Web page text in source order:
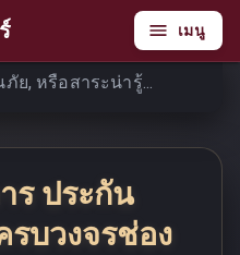
เมนู
ร ประกัน
บวงจรช่อง